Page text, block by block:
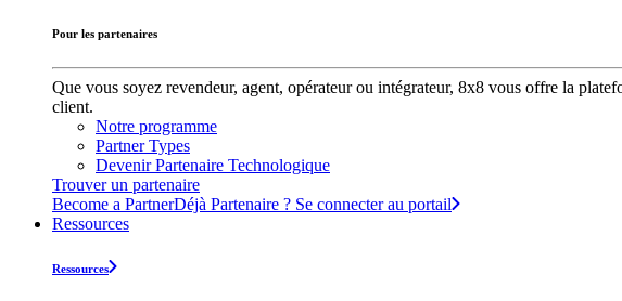
Pour les partenaires
Que vous soyez revendeur, agent, opérateur ou intégrateur, 8x8 vous offre la
client.
Notre programme
Partner Types
Devenir Partenaire Technologique
Trouver un partenaire
Become a PartnerDéjà Partenaire ? Se connecter au portail
Ressources
Ressources